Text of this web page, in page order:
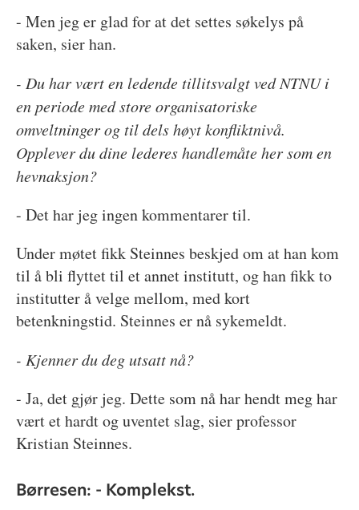
- Men jeg er glad for at det settes søkelys på
saken, sier han.
- Du har vært en ledende tillitsvalgt ved NTNU i
en periode med store organisatoriske
omveltninger og til dels høyt konfliktnivå.
Opplever du dine lederes handlemåte her som en
hevnaksjon?
- Det har jeg ingen kommentarer til.
Under møtet fikk Steinnes beskjed om at han kom
til å bli flyttet til et annet institutt, og han fikk to
institutter å velge mellom, med kort
betenkningstid. Steinnes er nå sykemeldt.
- Kjenner du deg utsatt nå?
- Ja, det gjør jeg. Dette som nå har hendt meg har
vært et hardt og uventet slag, sier professor
Kristian Steinnes.
Børresen: - Komplekst.